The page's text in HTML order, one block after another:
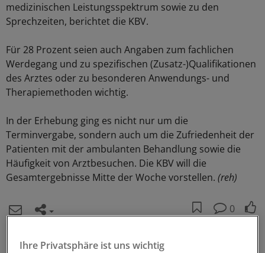
medizinischen Leistungsspektrum sowie zu den
Sprechzeiten, berichtet die KBV.
Für 28 Prozent seien auch Angaben zum fachlichen
Werdegang und zu spezifischen (Zusatz-)Qualifikationen
des Arztes oder zu besonderen Anwendungs- und
Therapiemethoden wichtig.
In der Erhebung ging es nicht nur um die
Terminvergabe, sondern auch um die Zufriedenheit der
Patienten mit der ambulanten Behandlung sowie die
Häufigkeit von Arztbesuchen. Die KBV will die
Gesamtergebnisse Mitte der Woche vorstellen. (reh)
0
Schlagworte:
Ihre Privatsphäre ist uns wichtig